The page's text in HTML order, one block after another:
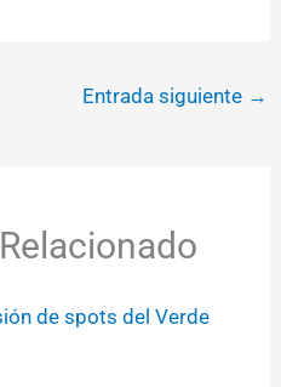
Entrada siguiente →